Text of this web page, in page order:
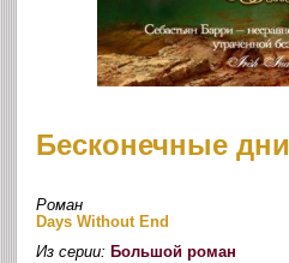
Бесконечные дни
Роман
Days Without End
Из серии: Большой роман